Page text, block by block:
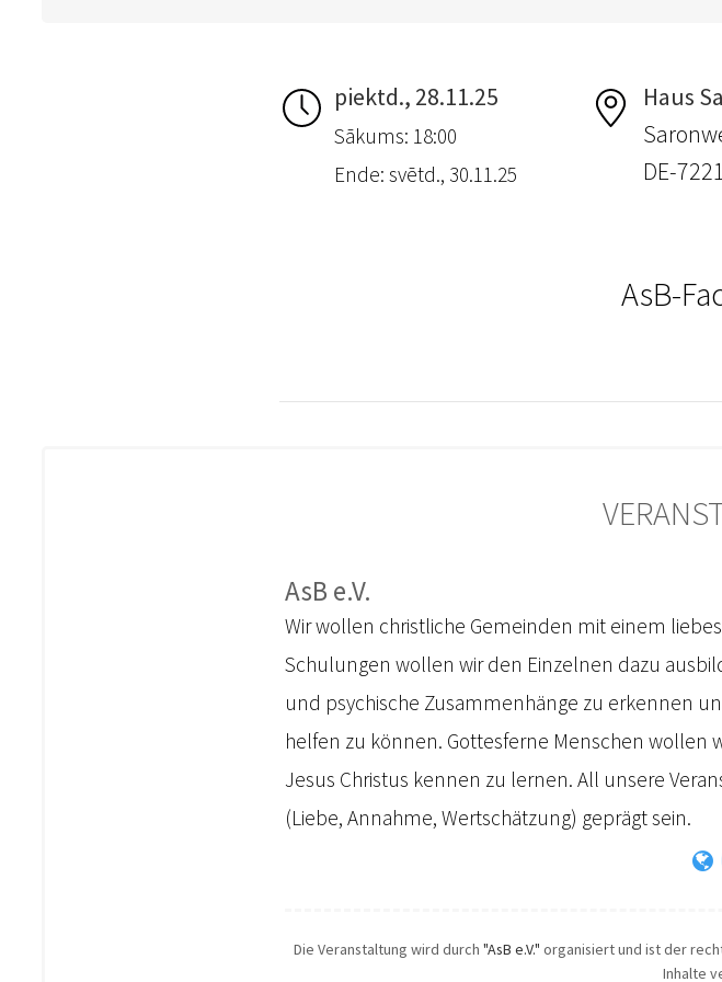
piektd., 28.11.25
Sākums: 18:00
Ende: svētd., 30.11.25
Haus
DE-
AsB-
AsB e.V.
Wir wollen christliche Gemeinden mit einem
Schulungen wollen wir den Einzelnen dazu
und psychische Zusammenhänge zu erkennen
helfen zu können. Gottesferne Menschen wollen
Jesus Christus kennen zu lernen. All unsere
(Liebe, Annahme, Wertschätzung) geprägt sein.
Die Veranstaltung wird durch"AsB e.V." organisiert und ist der
Inhalte